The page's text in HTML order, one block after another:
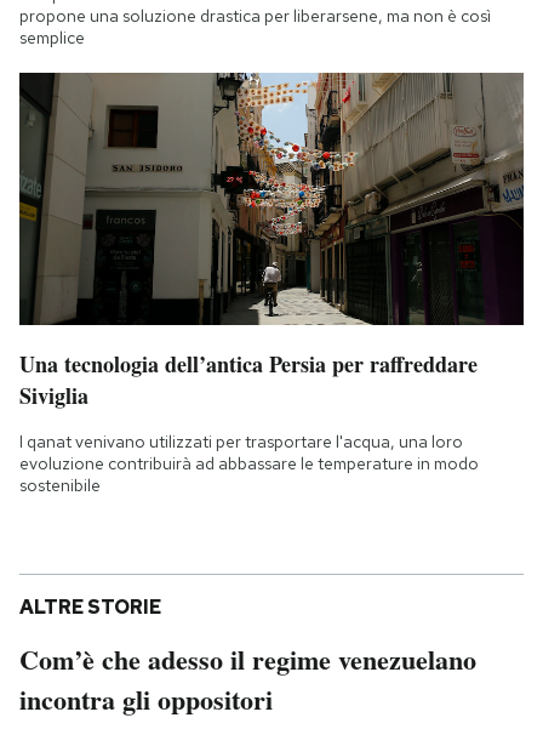
propone una soluzione drastica per liberarsene, ma non è così
semplice
Una tecnologia dell’antica Persia per raffreddare
Siviglia
I qanat venivano utilizzati per trasportare l'acqua, una loro
evoluzione contribuirà ad abbassare le temperature in modo
sostenibile
ALTRE STORIE
Com’è che adesso il regime venezuelano
incontra gli oppositori